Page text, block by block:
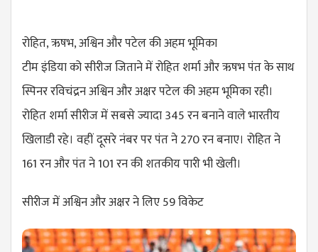
रोहित, ऋषभ, अश्विन और पटेल की अहम भूमिका
टीम इंडिया को सीरीज जिताने में रोहित शर्मा और ऋषभ पंत के साथ
स्पिनर रविचंद्रन अश्विन और अक्षर पटेल की अहम भूमिका रही।
रोहित शर्मा सीरीज में सबसे ज्यादा 345 रन बनाने वाले भारतीय
खिलाडी रहे। वहीं दूसरे नंबर पर पंत ने 270 रन बनाए। रोहित ने
161 रन और पंत ने 101 रन की शतकीय पारी भी खेली।
सीरीज में अश्विन और अक्षर ने लिए 59 विकेट